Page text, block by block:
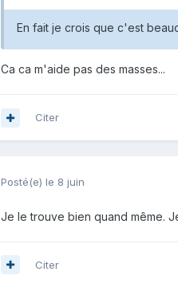
En fait je crois que c'est
Ca ca m'aide pas des masses...
Citer
Posté(e) le 8 juin
Je le trouve bien quand même.
Citer